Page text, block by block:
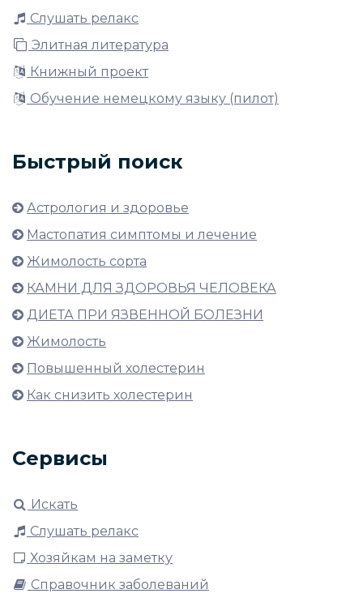
Слушать релакс
Элитная литература
Книжный проект
Обучение немецкому языку (пилот)
Быстрый поиск
Астрология и здоровье
Мастопатия симптомы и лечение
Жимолость сорта
КАМНИ ДЛЯ ЗДОРОВЬЯ ЧЕЛОВЕКА
ДИЕТА ПРИ ЯЗВЕННОЙ БОЛЕЗНИ
Жимолость
Повышенный холестерин
Как снизить холестерин
Сервисы
Искать
Слушать релакс
Хозяйкам на заметку
Справочник заболеваний